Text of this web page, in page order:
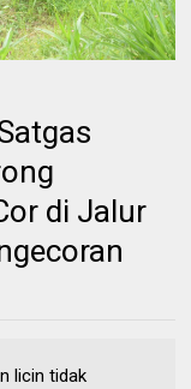
di Jalur
licin tidak